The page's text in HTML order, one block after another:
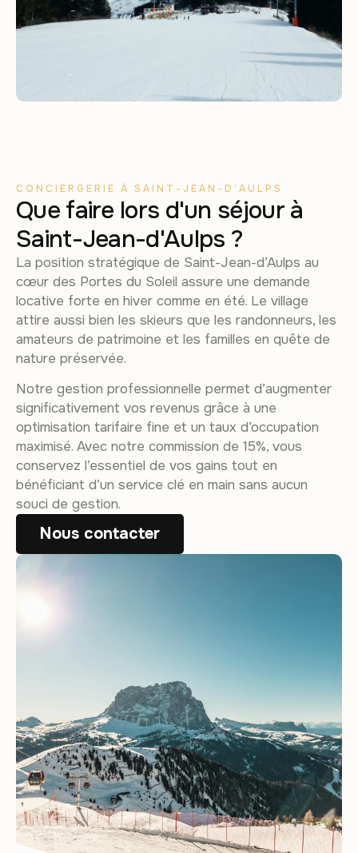
CONCIERGERIE À SAINT-JEAN-D’AULPS
Que faire lors d'un séjour à
Saint-Jean-d'Aulps ?
La position stratégique de Saint-Jean-d’Aulps au
cœur des Portes du Soleil assure une demande
locative forte en hiver comme en été. Le village
attire aussi bien les skieurs que les randonneurs, les
amateurs de patrimoine et les familles en quête de
nature préservée.
Notre gestion professionnelle permet d’augmenter
significativement vos revenus grâce à une
optimisation tarifaire fine et un taux d’occupation
maximisé. Avec notre commission de 15%, vous
conservez l’essentiel de vos gains tout en
bénéficiant d’un service clé en main sans aucun
souci de gestion.
Nous contacter